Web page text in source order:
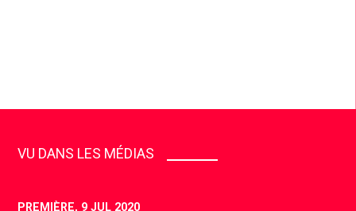
VU DANS LES MÉDIAS
PREMIÈRE, 9 JUL 2020